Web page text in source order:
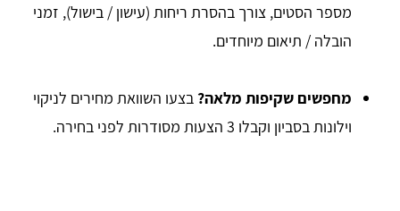
מספר הסטים, צורך בהסרת ריחות (עישון / בישול), זמני
הובלה / תיאום מיוחדים.
מחפשים שקיפות מלאה? בצעו השוואת מחירים לניקוי
וילונות בסביון וקבלו 3 הצעות מסודרות לפני בחירה.